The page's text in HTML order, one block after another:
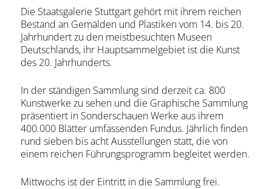
Die Staatsgalerie Stuttgart gehört mit ihrem reichen
Bestand an Gemälden und Plastiken vom 14. bis 20.
Jahrhundert zu den meistbesuchten Museen
Deutschlands, ihr Hauptsammelgebiet ist die Kunst
des 20. Jahrhunderts.
In der ständigen Sammlung sind derzeit ca. 800
Kunstwerke zu sehen und die Graphische Sammlung
präsentiert in Sonderschauen Werke aus ihrem
400.000 Blätter umfassenden Fundus. Jährlich finden
rund sieben bis acht Ausstellungen statt, die von
einem reichen Führungsprogramm begleitet werden.
Mittwochs ist der Eintritt in die Sammlung frei.